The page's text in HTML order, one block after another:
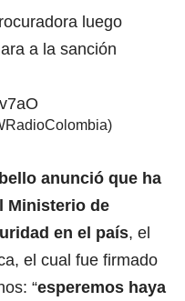
luego
a la sanción
anunció que ha
Ministerio de
en el país, el
el cual fue firmado
“esperemos haya